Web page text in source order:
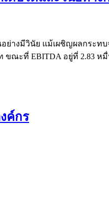
อย่างมีวินัย แม้เผชิญผลกระท
ณะที่ EBITDA อยู่ที่ 2.83 หมื่
ค์กร